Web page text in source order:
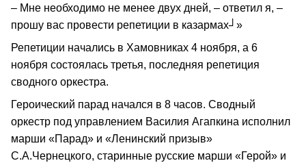
– Мне необходимо не менее двух дней, – ответил я, –
прошу вас провести репетиции в казармах┘»
Репетиции начались в Хамовниках 4 ноября, а 6
ноября состоялась третья, последняя репетиция
сводного оркестра.
Героический парад начался в 8 часов. Сводный
оркестр под управлением Василия Агапкина исполнил
марши «Парад» и «Ленинский призыв»
С.А.Чернецкого, старинные русские марши «Герой» и